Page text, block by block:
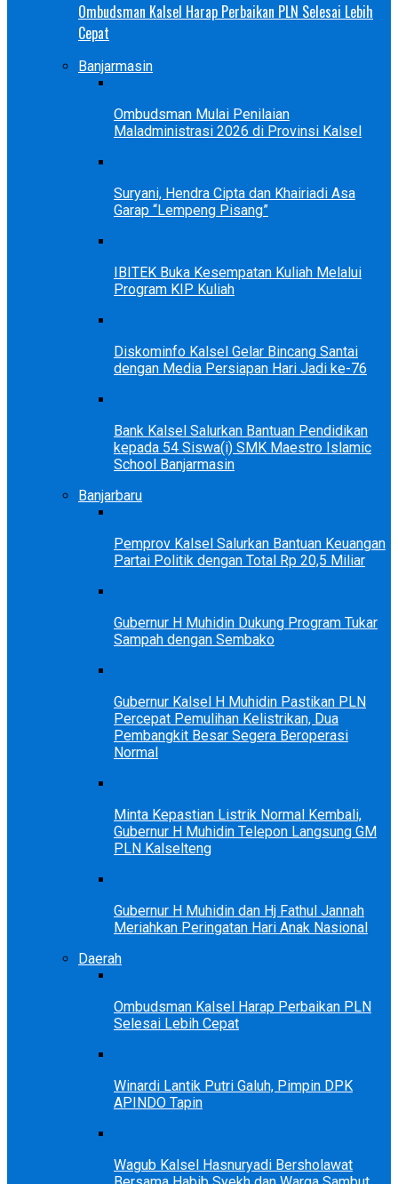
Ombudsman Kalsel Harap Perbaikan PLN Selesai Lebih
Cepat
Banjarmasin
Ombudsman Mulai Penilaian
Maladministrasi 2026 di Provinsi Kalsel
Suryani, Hendra Cipta dan Khairiadi Asa
Garap “Lempeng Pisang”
IBITEK Buka Kesempatan Kuliah Melalui
Program KIP Kuliah
Diskominfo Kalsel Gelar Bincang Santai
dengan Media Persiapan Hari Jadi ke-76
Bank Kalsel Salurkan Bantuan Pendidikan
kepada 54 Siswa(i) SMK Maestro Islamic
School Banjarmasin
Banjarbaru
Pemprov Kalsel Salurkan Bantuan Keuangan
Partai Politik dengan Total Rp 20,5 Miliar
Gubernur H Muhidin Dukung Program Tukar
Sampah dengan Sembako
Gubernur Kalsel H Muhidin Pastikan PLN
Percepat Pemulihan Kelistrikan, Dua
Pembangkit Besar Segera Beroperasi
Normal
Minta Kepastian Listrik Normal Kembali,
Gubernur H Muhidin Telepon Langsung GM
PLN Kalselteng
Gubernur H Muhidin dan Hj Fathul Jannah
Meriahkan Peringatan Hari Anak Nasional
Daerah
Ombudsman Kalsel Harap Perbaikan PLN
Selesai Lebih Cepat
Winardi Lantik Putri Galuh, Pimpin DPK
APINDO Tapin
Wagub Kalsel Hasnuryadi Bersholawat